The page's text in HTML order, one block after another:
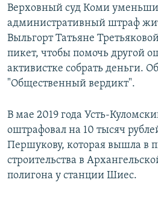
Все сайты РСЕ/РС
Верховный суд Коми
административный штраф
Выльгорт Татьяне
пикет, чтобы помочь другой
активистке собрать деньги.
"Общественный вердикт".
В мае 2019 года Усть-
оштрафовал на 10 тысяч
Першукову, которая вышла в
строительства в
полигона у станции Шиес.